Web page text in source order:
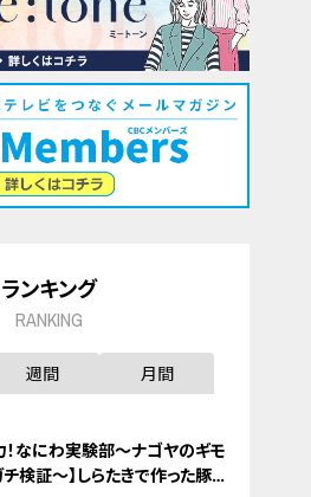
ランキング
RANKING
週間 月間
！なにわ実験部～ナゴヤのギモ
チ検証～】しらたきで作った豚